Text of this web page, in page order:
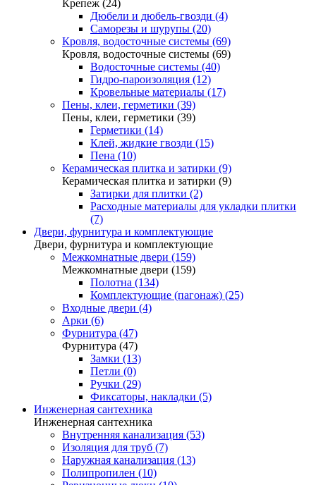
Крепеж (24)
Дюбели и дюбель-гвозди (4)
Саморезы и шурупы (20)
Кровля, водосточные системы (69)
Кровля, водосточные системы (69)
Водосточные системы (40)
Гидро-пароизоляция (12)
Кровельные материалы (17)
Пены, клеи, герметики (39)
Пены, клеи, герметики (39)
Герметики (14)
Клей, жидкие гвозди (15)
Пена (10)
Керамическая плитка и затирки (9)
Керамическая плитка и затирки (9)
Затирки для плитки (2)
Расходные материалы для укладки плитки
(7)
Двери, фурнитура и комплектующие
Двери, фурнитура и комплектующие
Межкомнатные двери (159)
Межкомнатные двери (159)
Полотна (134)
Комплектующие (пагонаж) (25)
Входные двери (4)
Арки (6)
Фурнитура (47)
Фурнитура (47)
Замки (13)
Петли (0)
Ручки (29)
Фиксаторы, накладки (5)
Инженерная сантехника
Инженерная сантехника
Внутренняя канализация (53)
Изоляция для труб (7)
Наружная канализация (13)
Полипропилен (10)